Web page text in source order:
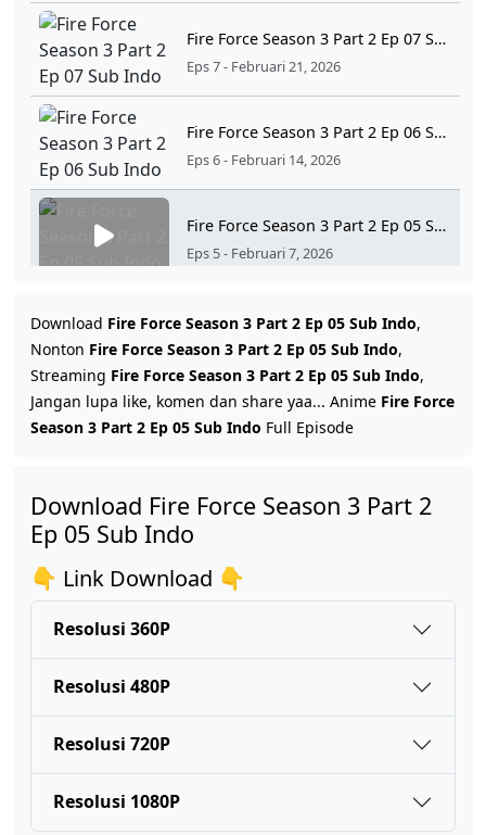
Fire Force Season 3 Part 2 Ep 07 Sub Indo
Eps 7 - Februari 21, 2026
Fire Force Season 3 Part 2 Ep 06 Sub Indo
Eps 6 - Februari 14, 2026
Fire Force Season 3 Part 2 Ep 05 Sub Indo
Eps 5 - Februari 7, 2026
Eps 4 - Januari 31, 2026
Fire Force Season 3 Part 2 Ep 03 Sub Indo
Eps 3 - Januari 24, 2026
Eps 2 - Januari 17, 2026
Fire Force Season 3 Part 2 Ep 01 Sub Indo
Download Fire Force Season 3 Part 2 Ep 05 Sub Indo,
Nonton Fire Force Season 3 Part 2 Ep 05 Sub Indo,
Streaming Fire Force Season 3 Part 2 Ep 05 Sub Indo,
Jangan lupa like, komen dan share yaa... Anime Fire Force
Season 3 Part 2 Ep 05 Sub Indo Full Episode
Download Fire Force Season 3 Part 2
Ep 05 Sub Indo
👇 Link Download 👇
Resolusi 360P
Resolusi 480P
Resolusi 720P
Resolusi 1080P